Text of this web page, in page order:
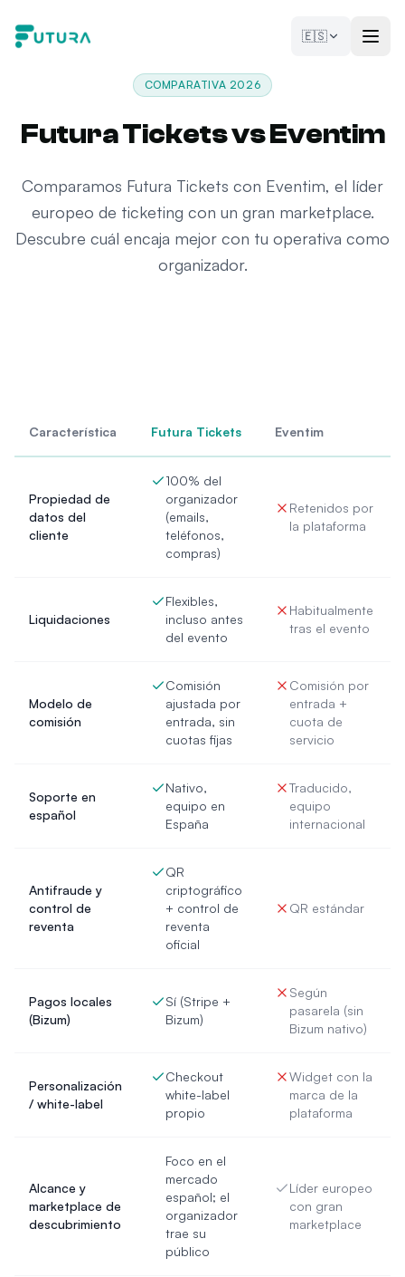
🇪🇸
COMPARATIVA 2026
Futura Tickets vs Eventim
Comparamos Futura Tickets con Eventim, el líder
europeo de ticketing con un gran marketplace.
Descubre cuál encaja mejor con tu operativa como
organizador.
Característica Futura Tickets Eventim
Propiedad de
datos del
cliente
100% del
organizador
(emails,
teléfonos,
compras)
Retenidos por
la plataforma
Liquidaciones
Flexibles,
incluso antes
del evento
Habitualmente
tras el evento
Modelo de
comisión
Comisión
ajustada por
entrada, sin
cuotas fijas
Comisión por
entrada +
cuota de
servicio
Soporte en
español
Nativo,
equipo en
España
Traducido,
equipo
internacional
Antifraude y
control de
reventa
QR
criptográfico
+ control de
reventa
oficial
QR estándar
Pagos locales
(Bizum)
Sí (Stripe +
Bizum)
Según
pasarela (sin
Bizum nativo)
Personalización
/ white-label
Checkout
white-label
propio
Widget con la
marca de la
plataforma
Alcance y
marketplace de
descubrimiento
Foco en el
mercado
español; el
organizador
trae su
público
Líder europeo
con gran
marketplace